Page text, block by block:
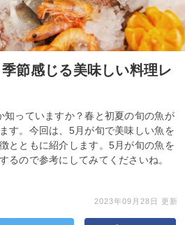
節感じる美味しい料理レ
知っていますか？春と初夏の旬の魚が
す。今回は、5月が旬で美味しい魚を
とともに紹介します。5月が旬の魚を
るので参考にしてみてくださいね。
2023年09月28日 更新